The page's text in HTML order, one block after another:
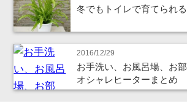
冬でもトイレで育てられ
2016/12/29
お手洗い、お風呂場、お
オシャレヒーターまとめ